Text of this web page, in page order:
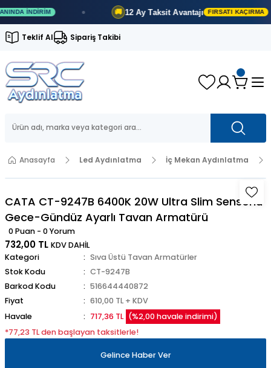
İNDIRIM 12 AyTaksit Avantajı FIRSATI KAÇIRMA
Teklif Al Sipariş Takibi
Anasayfa Led Aydınlatma İç Mekan Aydınlatma
CATA CT-9247B 6400K 20W Ultra Slim Sensörlü
Gece-Gündüz Ayarlı Tavan Armatürü
0 Puan - 0 Yorum
732,00 TL KDV DAHİL
Kategori
Sıva Üstü Tavan Armatürler
Stok Kodu
CT-9247B
Barkod Kodu
516644440872
Fiyat
610,00 TL + KDV
Havale
717,36 TL (%2,00 havale indirimi)
*77,23 TL den başlayan taksitlerle!
Gelince Haber Ver